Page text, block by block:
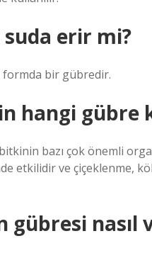
suda erir mi?
formda bir gübredir.
hangi gübre
bazı çok önemli
etkilidir ve çiçeklenme,
gübresi nasıl